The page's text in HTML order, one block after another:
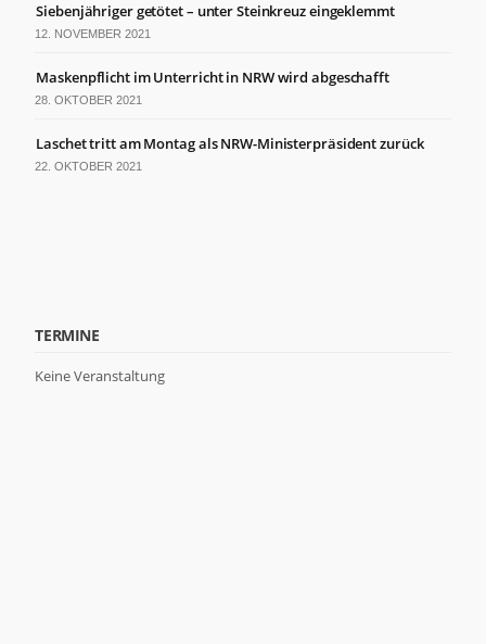
Siebenjähriger getötet – unter Steinkreuz eingeklemmt
12. NOVEMBER 2021
Maskenpflicht im Unterricht in NRW wird abgeschafft
28. OKTOBER 2021
Laschet tritt am Montag als NRW-Ministerpräsident zurück
22. OKTOBER 2021
TERMINE
Keine Veranstaltung